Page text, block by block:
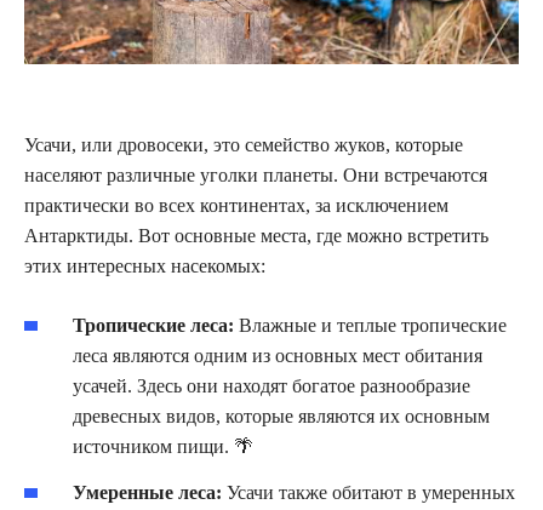
Усачи, или дровосеки, это семейство жуков, которые
населяют различные уголки планеты. Они встречаются
практически во всех континентах, за исключением
Антарктиды. Вот основные места, где можно встретить
этих интересных насекомых:
Тропические леса: Влажные и теплые тропические
леса являются одним из основных мест обитания
усачей. Здесь они находят богатое разнообразие
древесных видов, которые являются их основным
источником пищи. 🌴
Умеренные леса: Усачи также обитают в умеренных